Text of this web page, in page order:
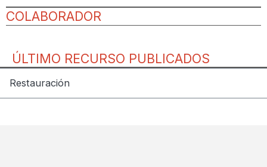
COLABORADOR
ÚLTIMO RECURSO PUBLICADOS
Restauración